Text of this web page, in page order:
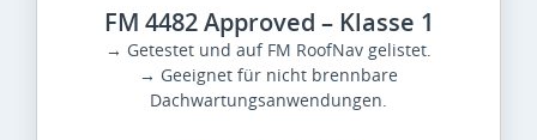
FM 4482 Approved – Klasse 1
→ Getestet und auf FM RoofNav gelistet.
→ Geeignet für nicht brennbare
Dachwartungsanwendungen.